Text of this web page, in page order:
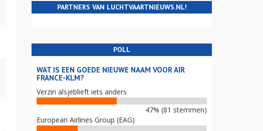
PARTNERS VAN LUCHTVAARTNIEUWS.NL!
POLL
WAT IS EEN GOEDE NIEUWE NAAM VOOR AIR
FRANCE-KLM?
Verzin alsjeblieft iets anders
47% (81 stemmen)
European Airlines Group (EAG)